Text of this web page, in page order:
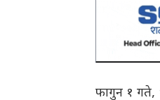
फागुन १ गते,